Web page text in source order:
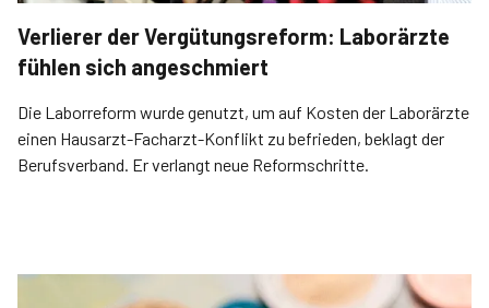
Verlierer der Vergütungsreform: Laborärzte
fühlen sich angeschmiert
Die Laborreform wurde genutzt, um auf Kosten der Laborärzte
einen Hausarzt-Facharzt-Konflikt zu befrieden, beklagt der
Berufsverband. Er verlangt neue Reformschritte.